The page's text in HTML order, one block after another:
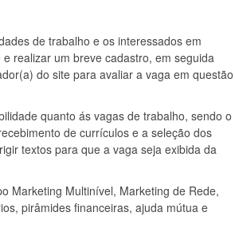
de trabalho e os interessados em
realizar um breve cadastro, em seguida
do site para avaliar a vaga em questão
quanto ás vagas de trabalho, sendo o
de currículos e a seleção dos
textos para que a vaga seja exibida da
Marketing Multinível, Marketing de Rede,
pirâmides financeiras, ajuda mútua e